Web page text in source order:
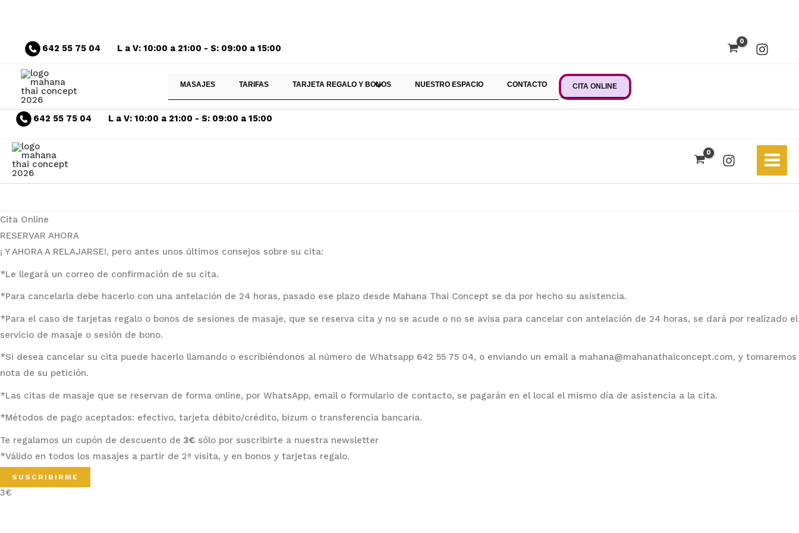
contenido
642 55 75 04 L a V: 10:00 a 21:00 - S: 09:00 a 15:00
MASAJES TARIFAS TARJETA REGALO Y BONOS NUESTRO ESPACIO CONTACTO CITA ONLINE
642 55 75 04 L a V: 10:00 a 21:00 - S: 09:00 a 15:00
Cita Online
RESERVAR AHORA
¡ Y AHORA A RELAJARSE!, pero antes unos últimos consejos sobre su cita:
*Le llegará un correo de confirmación de su cita.
*Para cancelarla debe hacerlo con una antelación de 24 horas, pasado ese plazo desde Mahana Thai Concept se da por hecho su asistencia.
*Para el caso de tarjetas regalo o bonos de sesiones de masaje, que se reserva cita y no se acude o no se avisa para cancelar con antelación de 24 horas, se dará por realizado el
servicio de masaje o sesión de bono.
*Si desea cancelar su cita puede hacerlo llamando o escribiéndonos al número de Whatsapp 642 55 75 04, o enviando un email a mahana@mahanathaiconcept.com, y tomaremos
nota de su petición.
*Las citas de masaje que se reservan de forma online, por WhatsApp, email o formulario de contacto, se pagarán en el local el mismo día de asistencia a la cita.
*Métodos de pago aceptados: efectivo, tarjeta débito/crédito, bizum o transferencia bancaria.
Te regalamos un cupón de descuento de 3€ sólo por suscribirte a nuestra newsletter
*Válido en todos los masajes a partir de 2ª visita, y en bonos y tarjetas regalo.
SUSCRIBIRME
3€